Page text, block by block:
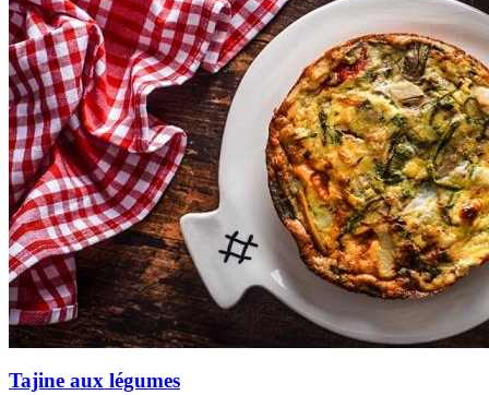
Tajine aux légumes